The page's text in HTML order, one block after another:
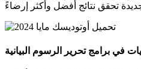
في برامج تحرير الرسوم البيانية